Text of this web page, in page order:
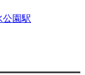
園駅